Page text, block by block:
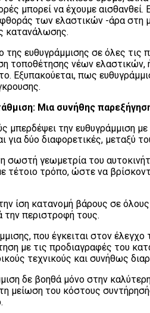
μπορεί να έχουμε αισθανθεί.
των ελαστικών -άρα στη
κατανάλωσης.
της ευθυγράμμισης σε όλες
τοποθέτησης νέων ελαστικών,
Εξυπακούεται, πως
Μια συνήθης
μπερδέψει την ευθυγράμμιση
για δύο διαφορετικές, μεταξύ
σωστή γεωμετρία του
τέτοιο τρόπο, ώστε να
ίση κατανομή βάρους σε
περιστροφή τους.
που έγκειται στον
με τις προδιαγραφές του
τεχνικούς και συνήθως
δε βοηθά μόνο στην
μείωση του κόστους